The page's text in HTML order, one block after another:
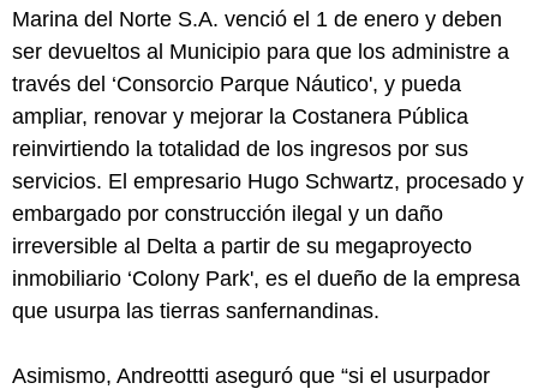
Marina del Norte S.A. venció el 1 de enero y deben
ser devueltos al Municipio para que los administre a
través del ‘Consorcio Parque Náutico', y pueda
ampliar, renovar y mejorar la Costanera Pública
reinvirtiendo la totalidad de los ingresos por sus
servicios. El empresario Hugo Schwartz, procesado y
embargado por construcción ilegal y un daño
irreversible al Delta a partir de su megaproyecto
inmobiliario ‘Colony Park', es el dueño de la empresa
que usurpa las tierras sanfernandinas.
Asimismo, Andreottti aseguró que “si el usurpador